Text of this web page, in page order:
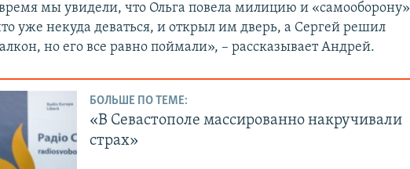
мы увидели, что Ольга повела милицию и «самооборону»
уже некуда деваться, и открыл им дверь, а Сергей решил
но его все равно поймали», – рассказывает Андрей.
БОЛЬШЕ ПО ТЕМЕ:
«В Севастополе массированно накручивали
страх»